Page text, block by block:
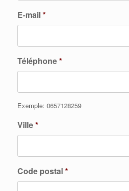
E-mail*
Téléphone*
Exemple: 0657128259
Ville*
Code postal*